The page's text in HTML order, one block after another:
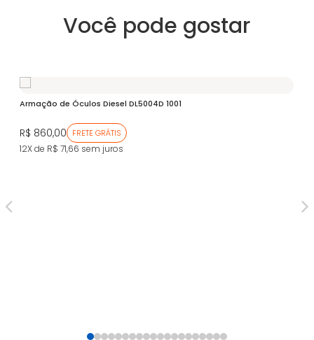
Você pode gostar
Armação de Óculos Diesel DL5004D 1001
R$ 860,00 FRETE GRÁTIS
12X de R$ 71,66 sem juros